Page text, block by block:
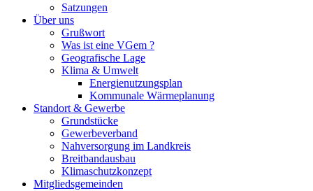
Satzungen
Über uns
Grußwort
Was ist eine VGem ?
Geografische Lage
Klima & Umwelt
Energienutzungsplan
Kommunale Wärmeplanung
Standort & Gewerbe
Grundstücke
Gewerbeverband
Nahversorgung im Landkreis
Breitbandausbau
Klimaschutzkonzept
Mitgliedsgemeinden